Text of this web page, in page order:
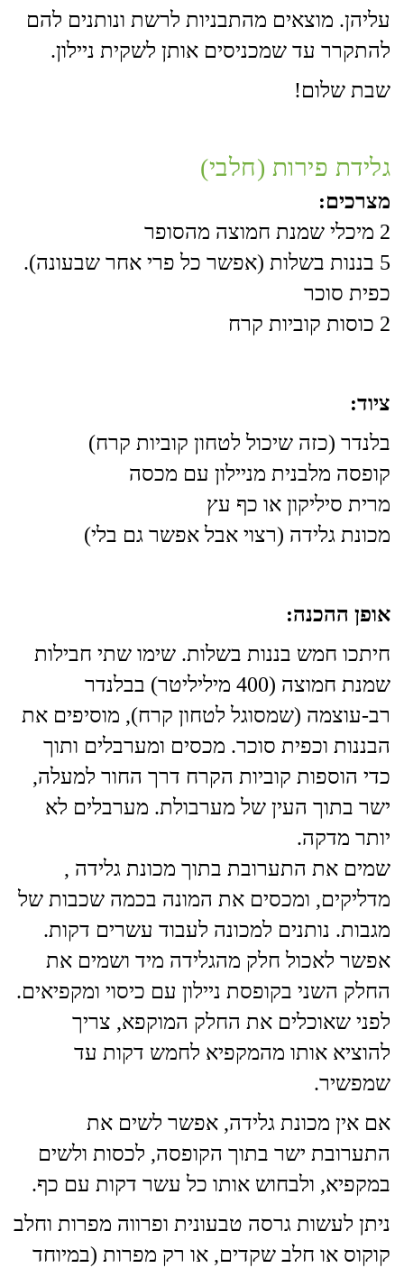
עליהן. מוצאים מהתבניות לרשת ונותנים להם
להתקרר עד שמכניסים אותן לשקית ניילון.
שבת שלום!
גלידת פירות (חלבי)
מצרכים:
2 מיכלי שמנת חמוצה מהסופר
5 בננות בשלות (אפשר כל פרי אחר שבעונה).
כפית סוכר
2 כוסות קוביות קרח
ציוד:
בלנדר (כזה שיכול לטחון קוביות קרח)
קופסה מלבנית מניילון עם מכסה
מרית סיליקון או כף עץ
מכונת גלידה (רצוי אבל אפשר גם בלי)
אופן ההכנה:
חיתכו חמש בננות בשלות. שימו שתי חבילות
שמנת חמוצה (400 מיליליטר) בבלנדר
רב-עוצמה (שמסוגל לטחון קרח), מוסיפים את
הבננות וכפית סוכר. מכסים ומערבלים ותוך
כדי הוספות קוביות הקרח דרך החור למעלה,
ישר בתוך העין של מערבולת. מערבלים לא
יותר מדקה.
שמים את התערובת בתוך מכונת גלידה ,
מדליקים, ומכסים את המונה בכמה שכבות של
מגבות. נותנים למכונה לעבוד עשרים דקות.
אפשר לאכול חלק מהגלידה מיד ושמים את
החלק השני בקופסת ניילון עם כיסוי ומקפיאים.
לפני שאוכלים את החלק המוקפא, צריך
להוציא אותו מהמקפיא לחמש דקות עד
שמפשיר.
אם אין מכונת גלידה, אפשר לשים את
התערובת ישר בתוך הקופסה, לכסות ולשים
במקפיא, ולבחוש אותו כל עשר דקות עם כף.
ניתן לעשות גרסה טבעונית ופרווה מפרות וחלב
קוקוס או חלב שקדים, או רק מפרות (במיוחד